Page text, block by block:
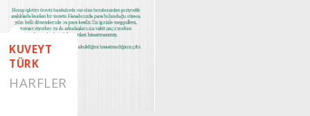
KUVEYT
TÜRK
HARFLER